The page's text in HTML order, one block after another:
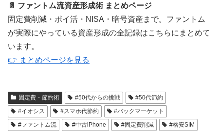
📄 ファントム流資産形成術 まとめページ
固定費削減・ポイ活・NISA・暗号資産まで。ファントム
が実際にやっている資産形成の全記録はこちらにまとめて
います。
👉 まとめページを見る
固定費・節約術 #50代からの挑戦
#50代節約
#イオシス
#スマホ代節約
#バックマーケット
#ファントム流
#中古iPhone #固定費削減
#格安SIM